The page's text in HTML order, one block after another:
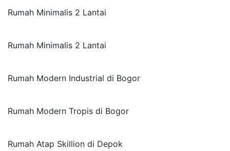
Rumah Minimalis 2 Lantai
Rumah Minimalis 2 Lantai
Rumah Modern Industrial di Bogor
Rumah Modern Tropis di Bogor
Rumah Atap Skillion di Depok